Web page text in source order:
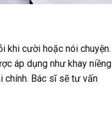
khi cười hoặc nói chuyện.
áp dụng như khay niềng
chính. Bác sĩ sẽ tư vấn